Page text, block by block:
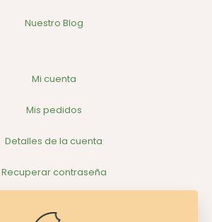
Nuestro Blog
Mi cuenta
Mis pedidos
Detalles de la cuenta
Recuperar contraseña